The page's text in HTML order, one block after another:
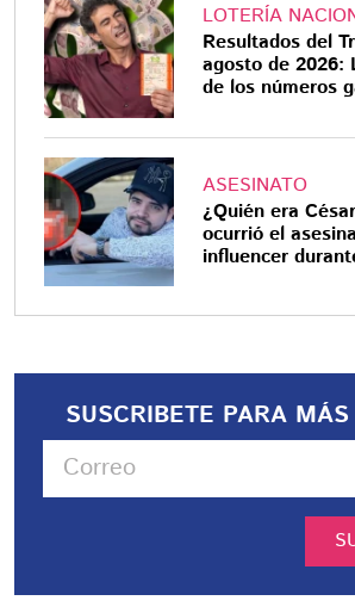
LOTERÍA
Resultados del
agosto de 2026:
de los números
ASESINATO
¿Quién era
ocurrió el
influencer
SUSCRIBETE PARA